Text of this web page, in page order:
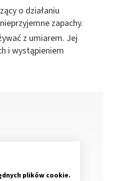
o działaniu
zapachy.
z umiarem. Jej
i wystąpieniem
plików cookie.